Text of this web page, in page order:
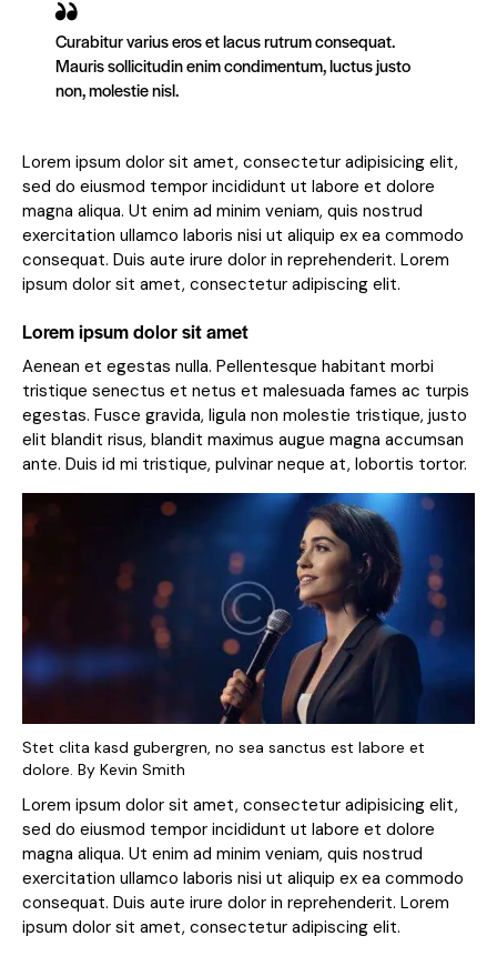
Curabitur varius eros et lacus rutrum consequat.
Mauris sollicitudin enim condimentum, luctus justo
non, molestie nisl.
Lorem ipsum dolor sit amet, consectetur adipisicing elit,
sed do eiusmod tempor incididunt ut labore et dolore
magna aliqua. Ut enim ad minim veniam, quis nostrud
exercitation ullamco laboris nisi ut aliquip ex ea commodo
consequat. Duis aute irure dolor in reprehenderit. Lorem
ipsum dolor sit amet, consectetur adipiscing elit.
Lorem ipsum dolor sit amet
Aenean et egestas nulla. Pellentesque habitant morbi
tristique senectus et netus et malesuada fames ac turpis
egestas. Fusce gravida, ligula non molestie tristique, justo
elit blandit risus, blandit maximus augue magna accumsan
ante. Duis id mi tristique, pulvinar neque at, lobortis tortor.
Stet clita kasd gubergren, no sea sanctus est labore et
dolore. By Kevin Smith
Lorem ipsum dolor sit amet, consectetur adipisicing elit,
sed do eiusmod tempor incididunt ut labore et dolore
magna aliqua. Ut enim ad minim veniam, quis nostrud
exercitation ullamco laboris nisi ut aliquip ex ea commodo
consequat. Duis aute irure dolor in reprehenderit. Lorem
ipsum dolor sit amet, consectetur adipiscing elit.